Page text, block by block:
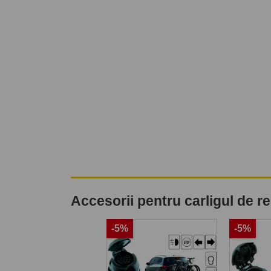
Accesorii pentru carligul de
-5% -5%